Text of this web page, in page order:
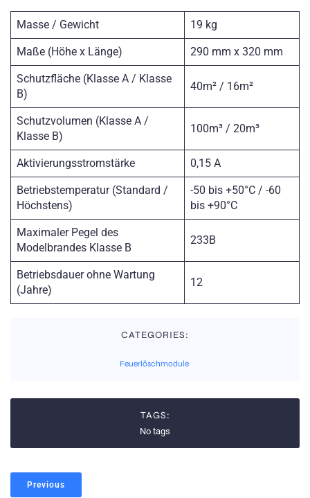
Masse / Gewicht 19 kg
Maße (Höhe x Länge) 290 mm x 320 mm
Schutzfläche (Klasse A / Klasse
B)
40m² / 16m²
Schutzvolumen (Klasse A /
Klasse B)
100m³ / 20m³
Aktivierungsstromstärke 0,15 A
Betriebstemperatur (Standard /
Höchstens)
-50 bis +50°C / -60
bis +90°C
Maximaler Pegel des
Modelbrandes Klasse B
233B
Betriebsdauer ohne Wartung
(Jahre)
12
CATEGORIES:
Feuerlöschmodule
TAGS:
No tags
Previous